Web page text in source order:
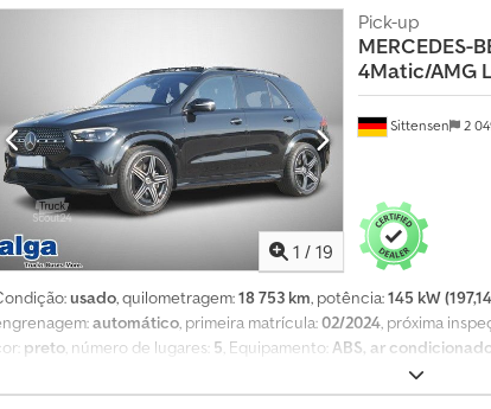
alemães CIFA K31L Ano de fabrico: 2018 160 m³ / hora
funil Válvula de estrangulamento Vibrador Todas as informações são
qualquer responsabilidade por erros. Sujeito a venda prévia. Venda
editadas apenas para proteção do cliente.
1 / 19
Sittensen 2
Pick-up
MERCEDES-
4Matic/AMG
usado, quilometragem:18 753 km, potência:145 kW
automático, primeira matrícula:02/2024, próxima
preto, número de lugares: 5, Equipamento: ABS, ar
garantia para veículos usados, programa eletrónico de
tração integral, Equipamento especial: Sistema de